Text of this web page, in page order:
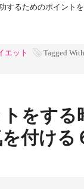
するためのポイントを
エット Tagged
をする
付ける